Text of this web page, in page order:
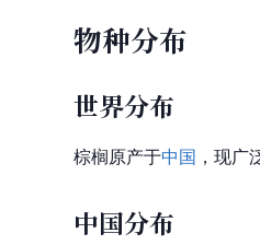
物种分布
世界分布
棕榈原产于中国 ，现广
中国分布